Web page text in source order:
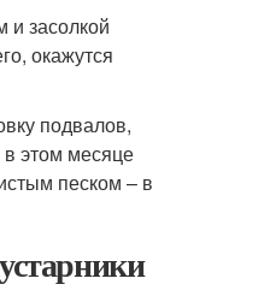
и засолкой
окажутся
подвалов,
этом месяце
песком – в